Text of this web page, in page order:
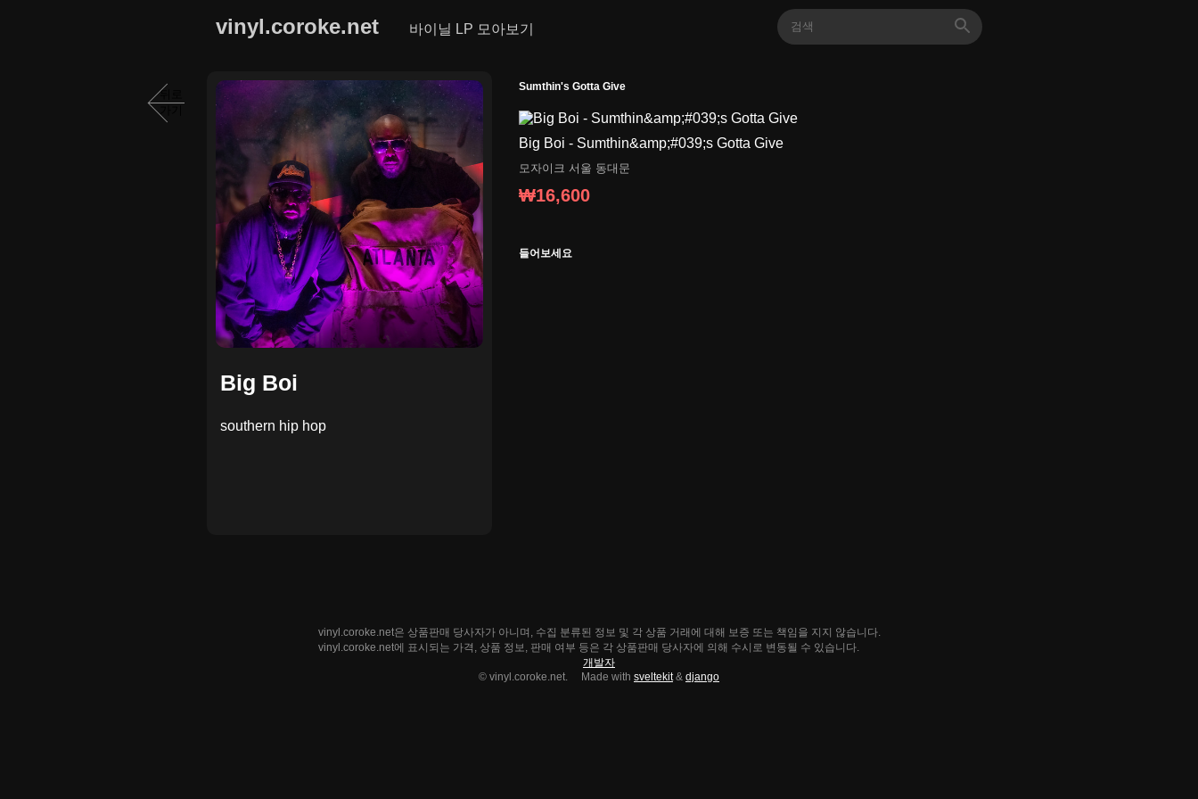
vinyl.coroke.net 바이닐 LP 모아보기
뒤로
Big Boi
southern hip hop
Sumthin's Gotta Give
Big Boi - Sumthin&amp;#039;s Gotta Give
모자이크 서울 동대문
₩16,600
들어보세요
vinyl.coroke.net은 상품판매 당사자가 아니며, 수집 분류된 정보 및 각 상품 거래에 대해 보증 또는 책임을 지지 않습니다.
vinyl.coroke.net에 표시되는 가격, 상품 정보, 판매 여부 등은 각 상품판매 당사자에 의해 수시로 변동될 수 있습니다.
개발자
© vinyl.coroke.net. Made with sveltekit& django